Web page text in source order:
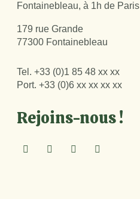
Fontainebleau, à 1h de Paris
179 rue Grande
77300 Fontainebleau
Tel. +33 (0)1 85 48 xx xx
Port. +33 (0)6 xx xx xx xx
Rejoins-nous !